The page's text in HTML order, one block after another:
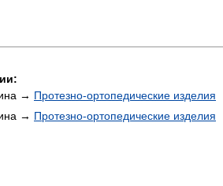
→ Протезно-ортопедические изделия
→ Протезно-ортопедические изделия